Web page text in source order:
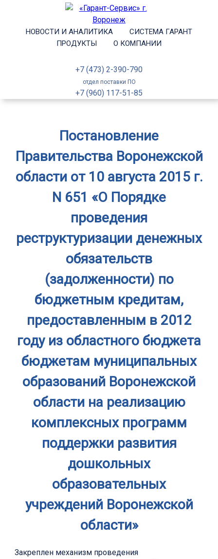
НОВОСТИ И АНАЛИТИКА
СИСТЕМА ГАРАНТ
ПРОДУКТЫ
О КОМПАНИИ
+7 (473) 2-390-790
отдел поставки ПО
+7 (960) 117-51-85
Постановление
Правительства Воронежской
области от 10 августа 2015 г.
N 651 «О Порядке
проведения
реструктуризации денежных
обязательств
(задолженности) по
бюджетным кредитам,
предоставленным в 2012
году из областного бюджета
бюджетам муниципальных
образований Воронежской
области на реализацию
комплексных программ
поддержки развития
дошкольных
образовательных
учреждений Воронежской
области»
Закреплен механизм проведения